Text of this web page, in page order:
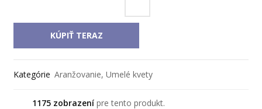
KÚPIŤ TERAZ
Kategórie Aranžovanie, Umelé kvety
1175 zobrazení pre tento produkt.